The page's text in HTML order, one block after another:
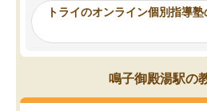
ったんですが、学生の先生から学ぶ
み、徐々に成績が上がったらいいな
思っていました。何が今足りない
を的確に指導いただき、子どもも
くりするほど楽しんでやる気を持
塾を受けています。狙い通り、少
トライのオンライン個別指導
鳴子御殿湯駅の